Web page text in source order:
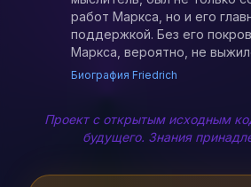
работ Маркса, но и его
поддержкой. Без его
Маркса, вероятно, не
Биография Friedrich
Проект с открытым исходным
будущего. Знания